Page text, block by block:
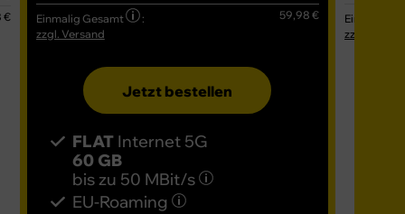
€
Einmalig Gesamt
:
59,98 €
zzgl. Versand
Jetzt bestellen
FLATInternet 5G
60 GB
bis zu 50 MBit/s
EU-Roaming
Einmalig
zzgl.